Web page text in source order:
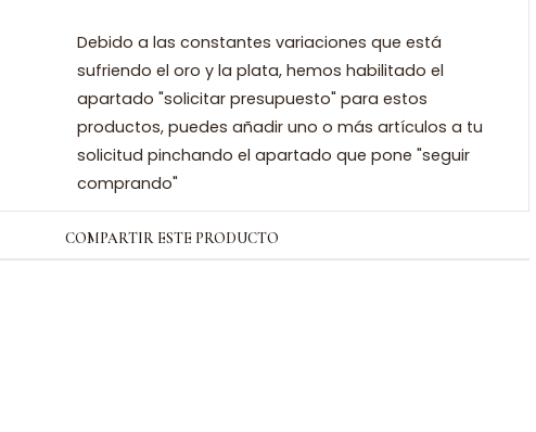
Debido a las constantes variaciones que está
sufriendo el oro y la plata, hemos habilitado el
apartado "solicitar presupuesto" para estos
productos, puedes añadir uno o más artículos a tu
solicitud pinchando el apartado que pone "seguir
comprando"
COMPARTIR ESTE PRODUCTO